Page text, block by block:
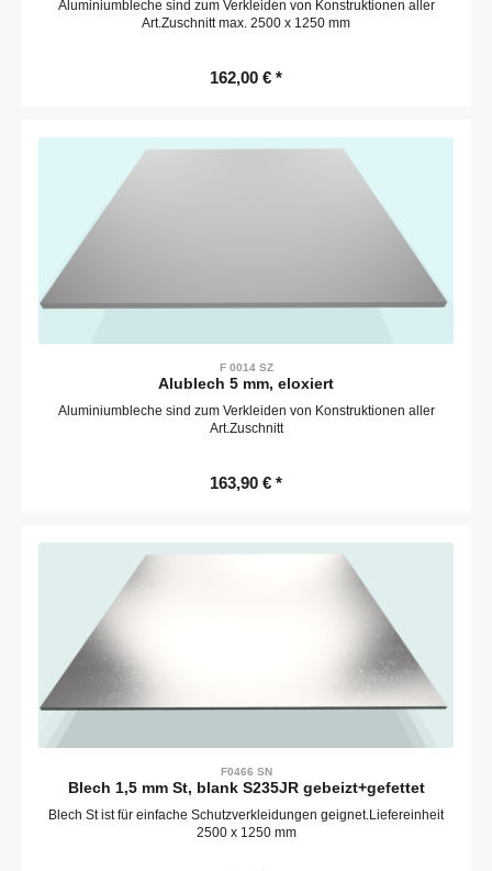
Aluminiumbleche sind zum Verkleiden von Konstruktionen aller
Art.Zuschnitt max. 2500 x 1250 mm
162,00 € *
F 0014 SZ
Alublech 5 mm, eloxiert
Aluminiumbleche sind zum Verkleiden von Konstruktionen aller
Art.Zuschnitt
163,90 € *
F0466 SN
Blech 1,5 mm St, blank S235JR gebeizt+gefettet
Blech St ist für einfache Schutzverkleidungen geignet.Liefereinheit
2500 x 1250 mm